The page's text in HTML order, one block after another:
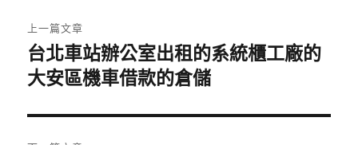
章
導
覽
上一篇文章
上
一
文
章:
台北車站辦公室出租的系統櫃工廠的
大安區機車借款的倉儲